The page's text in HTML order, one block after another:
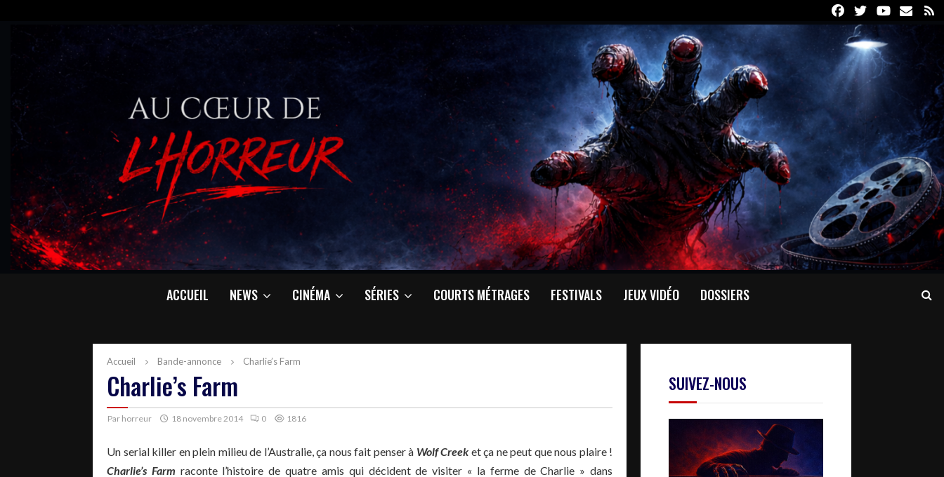
FacebookTwitterYoutube
Email
ACCUEIL NEWS CINÉMA SÉRIES COURTS MÉTRAGES FESTIVALS JEUX VIDÉO DOSSIERS
Accueil Bande-annonce Charlie’s Farm
Charlie’s Farm
Par horreur 18 novembre 2014 0 1816
Un serial killer en plein milieu de l’Australie, ça nous fait penser à Wolf Creek et ça ne peut que nous plaire !
Charlie’s Farm raconte l’histoire de quatre amis qui décident de visiter « la ferme de Charlie » dans
SUIVEZ-NOUS